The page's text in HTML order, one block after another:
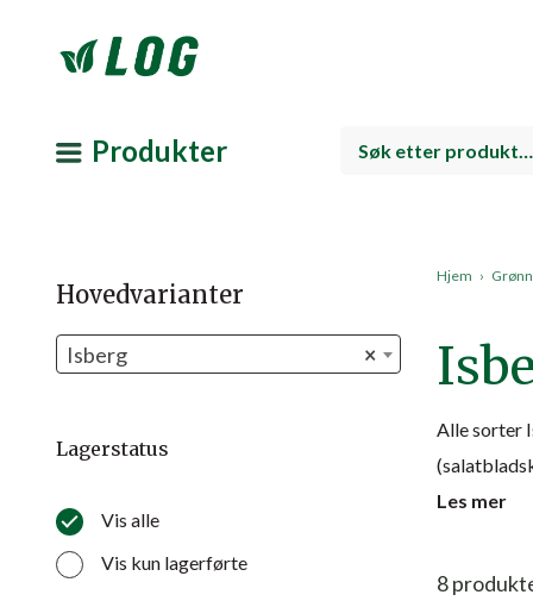
Produkter
Hovedvarianter
×
Isberg
Lagerstatus
Vis alle
Vis kun lagerførte
Hjem ›
Alle sorter
Les mer
8